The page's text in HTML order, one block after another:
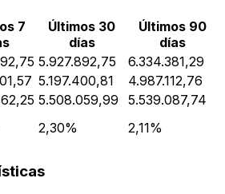
7
Últimos 30
días
Últimos 90
días
5.927.892,75
6.334.381,29
5.197.400,81
4.987.112,76
5.508.059,99
5.539.087,74
2,30% 2,11%